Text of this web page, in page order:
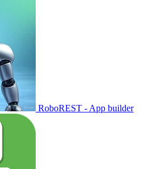
RoboREST - App builder